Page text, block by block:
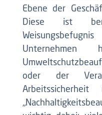
Ebene der
Diese ist
oder der